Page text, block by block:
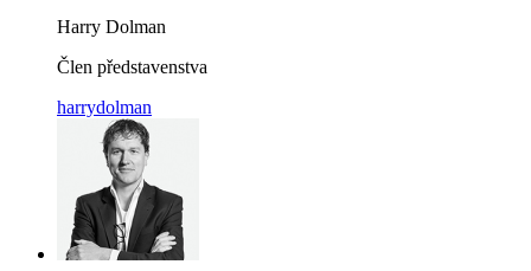
Harry Dolman
Člen představenstva
harrydolman